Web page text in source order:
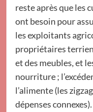
reste après que les
ont besoin pour
les exploitants
propriétaires
et des meubles, et
nourriture ;
l’alimente (les
dépenses